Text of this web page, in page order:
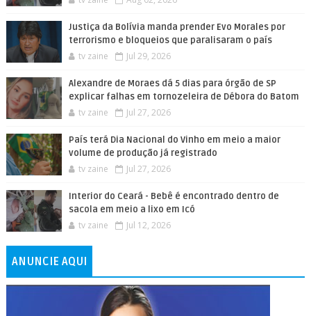
Justiça da Bolívia manda prender Evo Morales por
terrorismo e bloqueios que paralisaram o país
tv zaine Jul 29, 2026
Alexandre de Moraes dá 5 dias para órgão de SP
explicar falhas em tornozeleira de Débora do Batom
tv zaine Jul 27, 2026
País terá Dia Nacional do Vinho em meio a maior
volume de produção já registrado
tv zaine Jul 27, 2026
Interior do Ceará - Bebê é encontrado dentro de
sacola em meio a lixo em Icó
tv zaine Jul 12, 2026
ANUNCIE AQUI